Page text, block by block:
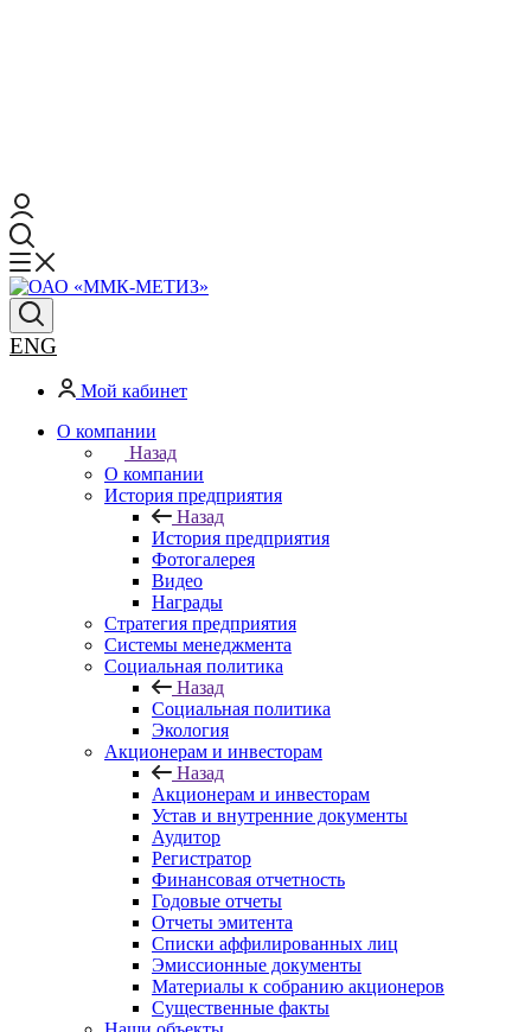
ENG
Мой кабинет
О компании
Назад
О компании
История предприятия
Назад
История предприятия
Фотогалерея
Видео
Награды
Стратегия предприятия
Системы менеджмента
Социальная политика
Назад
Социальная политика
Экология
Акционерам и инвесторам
Назад
Акционерам и инвесторам
Устав и внутренние документы
Аудитор
Регистратор
Финансовая отчетность
Годовые отчеты
Отчеты эмитента
Списки аффилированных лиц
Эмиссионные документы
Материалы к собранию акционеров
Существенные факты